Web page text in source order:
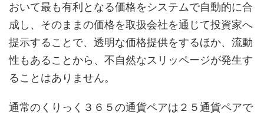
おいて最も有利となる価格をシステムで自動的に合
成し、そのままの価格を取扱会社を通じて投資家へ
提示することで、透明な価格提供をするほか、流動
性もあることから、不自然なスリッページが発生す
ることはありません。
通常のくりっく３６５の通貨ペアは２５通貨ペアで